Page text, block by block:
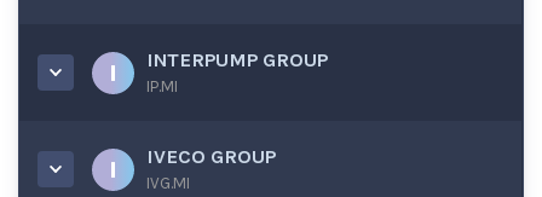
INTERPUMP GROUP
IP.MI
IVECO GROUP
IVG.MI